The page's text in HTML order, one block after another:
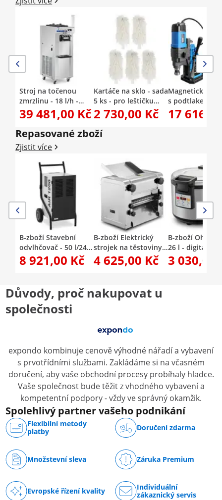
Stroj na točenou
zmrzlinu - 18 l/h -
1500 W - 2 příchutě +
mix obou -
předchlazení - Royal
Catering
39 481,00 Kč
Kartáče na sklo - sada
5 ks - pro leštičku
skla RCGP-2.0A
2 730,00 Kč
Magnetická
s podtlakem -
- 560 otáček za
minutu -
17
Repasované zboží
Zjistit více
B-zboží Stavební
odvlhčovač - 50 l/24 h
- 90 m² - 5,69 L
8 921,00 Kč
B-zboží Elektrický
strojek na těstoviny -
26 cm - tloušťka těsta
1 až 14 mm - Royal
4 625,00 Kč
B-zboží
26 l - digitální
nastavení
- 80 °C - Royal
3 030,00
Důvody, proč nakupovat u
společnosti
expondo kombinuje cenově výhodné nářadí a vybavení
s prvotřídními službami. Zakládáme si na včasném
doručení, aby vaše obchodní procesy probíhaly hladce.
Vaše společnost bude těžit z vhodného vybavení a
kompetentní podpory - vždy ve správný okamžik.
Spolehlivý partner vašeho podnikání
Flexibilní metody
platby
Doručení zdarma
Množstevní sleva Záruka Premium
Evropské řízení kvality
Individuální
zákaznický servis